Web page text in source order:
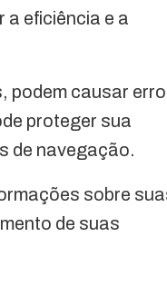
a eficiência e a
podem causar
proteger sua
de navegação.
sobre
de suas